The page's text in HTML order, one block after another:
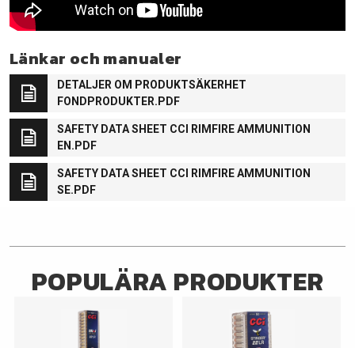
Länkar och manualer
DETALJER OM PRODUKTSÄKERHET
FONDPRODUKTER.PDF
SAFETY DATA SHEET CCI RIMFIRE AMMUNITION
EN.PDF
SAFETY DATA SHEET CCI RIMFIRE AMMUNITION
SE.PDF
POPULÄRA PRODUKTER